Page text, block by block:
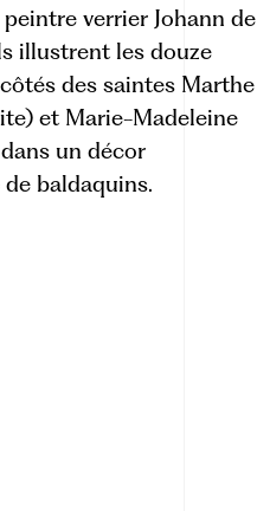
verrier Johann de
illustrent les douze
des saintes Marthe
et Marie-Madeleine
un décor
baldaquins.